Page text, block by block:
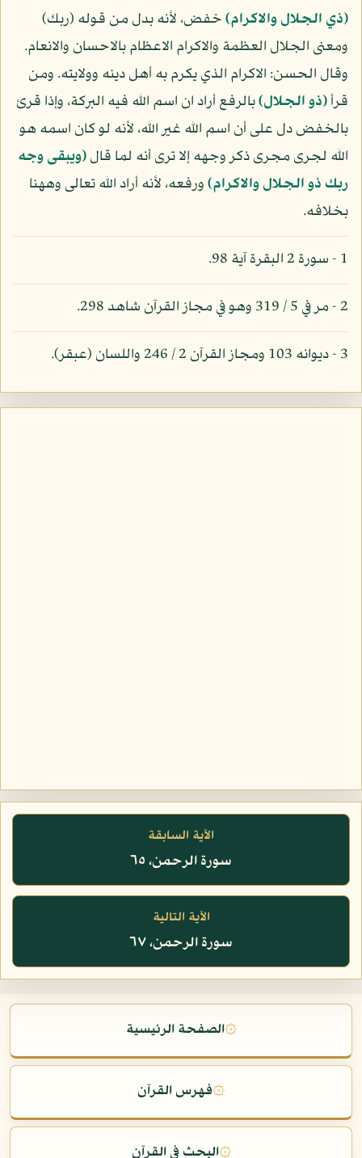
(ذي الجلال والاكرام)خفض، لأنه بدل من قوله (ربك)
ومعنى الجلال العظمة والاكرام الاعظام بالاحسان والانعام.
وقال الحسن: الاكرام الذي يكرم به أهل دينه وولايته. ومن
قرأ(ذو الجلال)بالرفع أراد ان اسم الله فيه البركة، وإذا قرئ
بالخفض دل على أن اسم الله غير الله، لأنه لو كان اسمه هو
الله لجرى مجرى ذكر وجهه إلا ترى أنه لما قال(ويبقى وجه
ربك ذو الجلال والاكرام)ورفعه، لأنه أراد الله تعالى وههنا
بخلافه.
1 - سورة 2 البقرة آية 98.
2 - مر في 5 / 319 وهو في مجاز القرآن شاهد 298.
3 - ديوانه 103 ومجاز القرآن 2 / 246 واللسان (عبقر).
الآية السابقة
سورة الرحمن، ٦٥
الآية التالية
سورة الرحمن، ٦٧
۞الصفحة الرئيسية
۞فهرس القرآن
۞البحث في القرآن